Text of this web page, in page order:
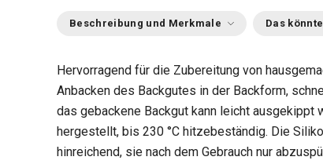
Beschreibung und Merkmale Das
Hervorragend für die Zubereitung von
Anbacken des Backgutes in der Backform,
das gebackene Backgut kann leicht
hergestellt, bis 230 °C hitzebeständig. Die
hinreichend, sie nach dem Gebrauch nur